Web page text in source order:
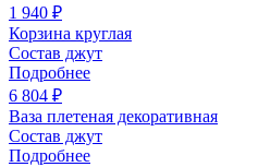
1 940 ₽
Корзина круглая
Состав джут
Подробнее
6 804 ₽
Ваза плетеная декоративная
Состав джут
Подробнее